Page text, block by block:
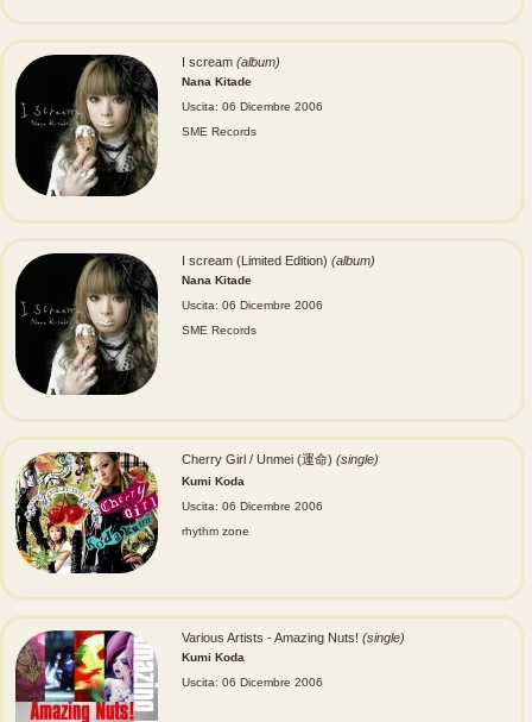
I scream (album)
Nana Kitade
Uscita: 06 Dicembre 2006
SME Records
I scream (Limited Edition) (album)
Nana Kitade
Uscita: 06 Dicembre 2006
SME Records
Cherry Girl / Unmei (運命) (single)
Kumi Koda
Uscita: 06 Dicembre 2006
rhythm zone
Various Artists - Amazing Nuts! (single)
Kumi Koda
Uscita: 06 Dicembre 2006